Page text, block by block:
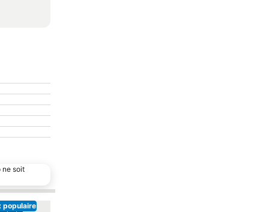
ne soit
populaire
Ajouter à mes favoris